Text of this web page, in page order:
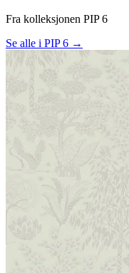
Fra kolleksjonen PIP 6
Se alle i PIP 6 →